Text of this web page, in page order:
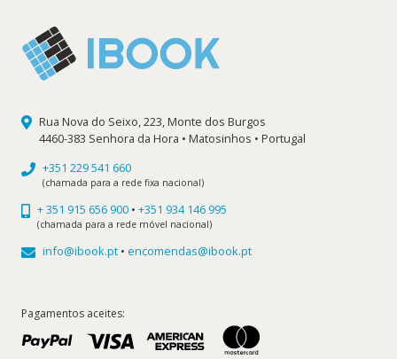
Rua Nova do Seixo, 223, Monte dos Burgos
4460-383 Senhora da Hora • Matosinhos • Portugal
+351 229 541 660
(chamada para a rede fixa nacional)
+ 351 915 656 900 • +351 934 146 995
(chamada para a rede móvel nacional)
info@ibook.pt • encomendas@ibook.pt
Pagamentos aceites: